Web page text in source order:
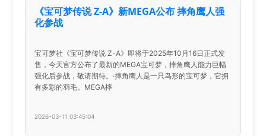
《宝可梦传说 Z-A》新MEGA公布 摔角鹰人强
化参战
宝可梦社《宝可梦传说 Z-A》即将于2025年10月16日正式发
售，今天官方公布了最新的MEGA宝可梦，摔角鹰人能力巨幅
强化后参战，敬请期待。·摔角鹰人是一只鸟形的宝可梦，它拥
有多彩的羽毛。MEGA摔
2026-03-11 03:45:04